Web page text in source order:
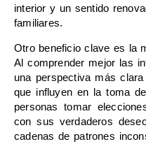
interior y un sentido
familiares.
Otro beneficio clave es la
Al comprender mejor las
una perspectiva más
que influyen en la toma
personas tomar
con sus verdaderos
cadenas de patrones